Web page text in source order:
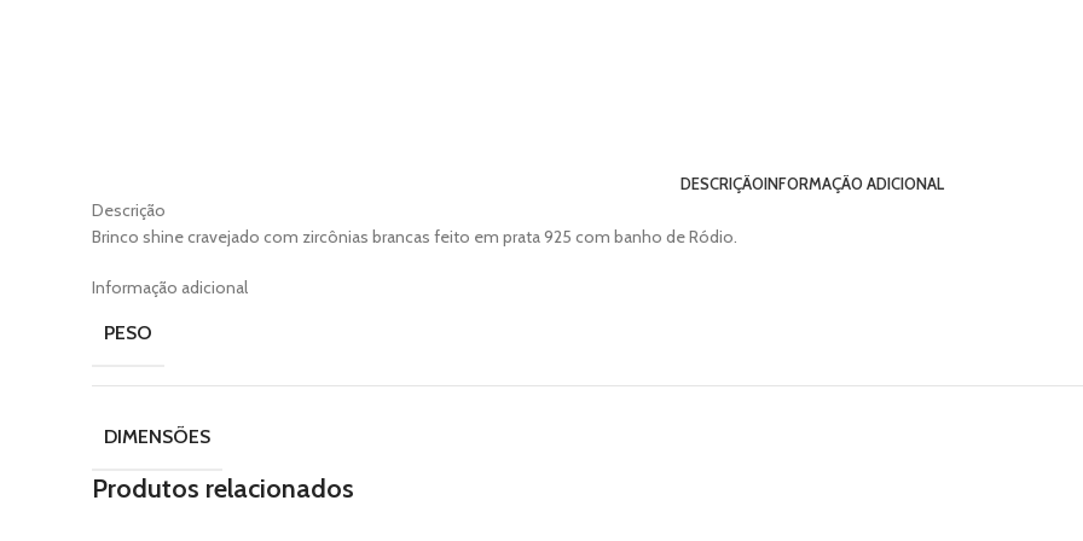
DESCRIÇÃOINFORMAÇÃO ADICIONAL
Descrição
Brinco shine cravejado com zircônias brancas feito em prata 925 com banho de Ródio.
Informação adicional
PESO
DIMENSÕES
Produtos relacionados